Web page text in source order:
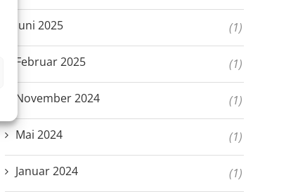
Juni 2025 (1)
Februar 2025 (1)
November 2024 (1)
Mai 2024 (1)
Januar 2024 (1)